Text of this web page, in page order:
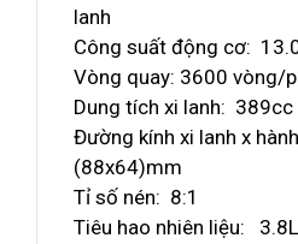
lanh
Công suất động cơ:
Vòng quay: 3600 vòng/
Dung tích xi lanh: 389cc
Đường kính xi lanh x
(88x64)mm
Tỉ số nén: 8:1
Tiêu hao nhiên liệu: